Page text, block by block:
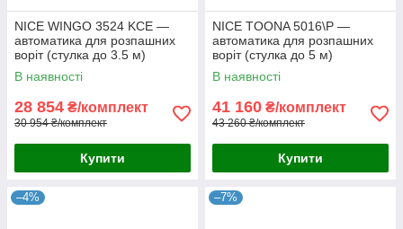
NICE WINGO 3524 KCE —
автоматика для розпашних
воріт (стулка до 3.5 м)
В наявності
28 854 ₴/комплект
30 954 ₴/комплект
Купити
NICE TOONA 5016\P —
автоматика для розпашних
воріт (стулка до 5 м)
В наявності
41 160 ₴/комплект
43 260 ₴/комплект
Купити
–4% –7%